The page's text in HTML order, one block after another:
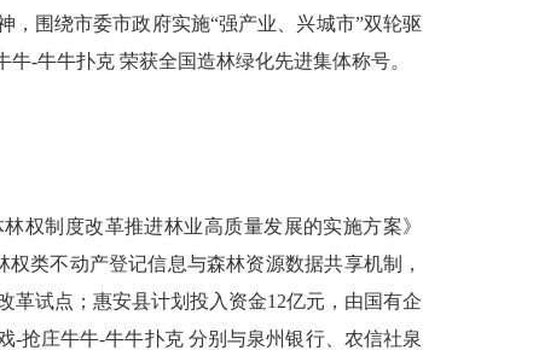
围绕市委市政府实施“强产业、兴城市”双轮驱
牛-牛牛扑克 荣获全国造林绿化先进集体称号。
权制度改革推进林业高质量发展的实施方案》
类不动产登记信息与森林资源数据共享机制，
革试点；惠安县计划投入资金12亿元，由国有企
抢庄牛牛-牛牛扑克 分别与泉州银行、农信社泉